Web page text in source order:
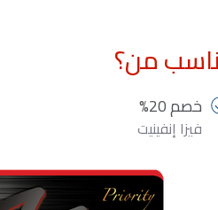
من؟
خصم 20%
فيزا إنفينيت